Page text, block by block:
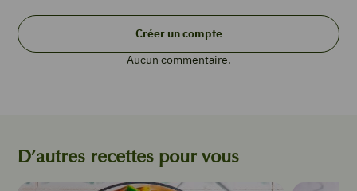
Pour
cuisson
Créer un compte
Aucun commentaire.
D’autres recettes pour vous